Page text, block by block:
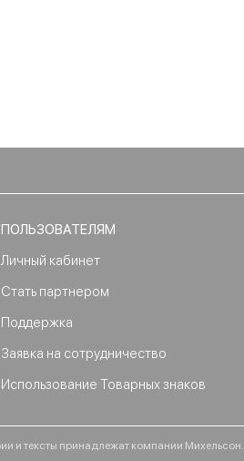
ПОЛЬЗОВАТЕЛЯМ
Личный кабинет
Стать партнером
Поддержка
Заявка на сотрудничество
Использование Товарных знаков
и тексты принадлежат компании Михельсон.